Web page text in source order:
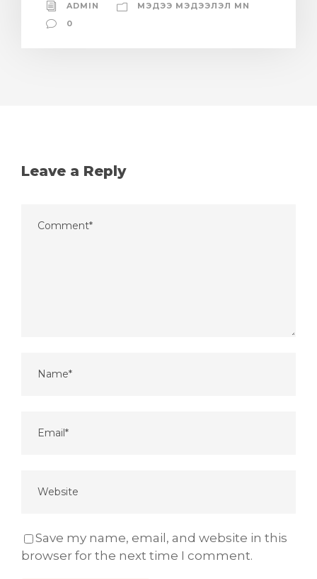
ADMIN
МЭДЭЭ МЭДЭЭЛЭЛ MN
0
Leave a Reply
Save my name, email, and website in this
browser for the next time I comment.